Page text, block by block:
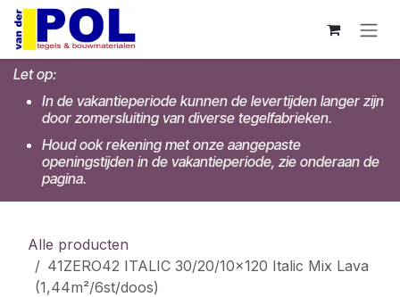
Overslaan naar inhoud
Let op:
In de vakantieperiode kunnen de levertijden langer zijn
door zomersluiting van diverse tegelfabrieken.
Houd ook rekening met onze aangepaste
openingstijden in de vakantieperiode, zie onderaan de
pagina.
Alle producten
41ZERO42 ITALIC 30/20/10x120 Italic Mix Lava
(1,44m²/6st/doos)